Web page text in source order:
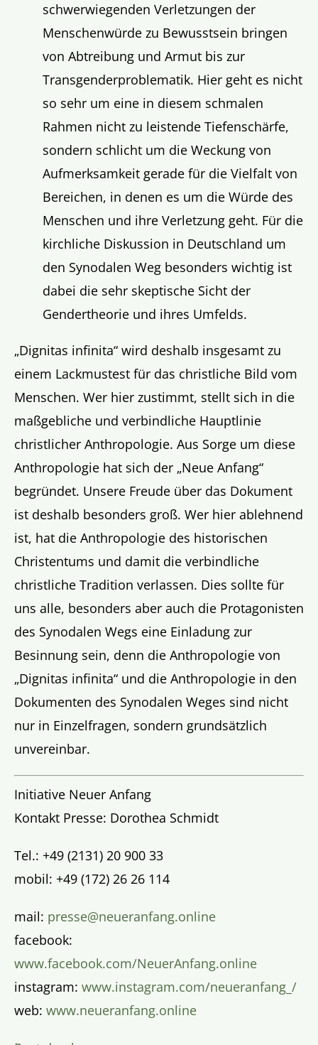
schwerwiegenden Verletzungen der
Menschenwürde zu Bewusstsein bringen
von Abtreibung und Armut bis zur
Transgenderproblematik. Hier geht es nicht
so sehr um eine in diesem schmalen
Rahmen nicht zu leistende Tiefenschärfe,
sondern schlicht um die Weckung von
Aufmerksamkeit gerade für die Vielfalt von
Bereichen, in denen es um die Würde des
Menschen und ihre Verletzung geht. Für die
kirchliche Diskussion in Deutschland um
den Synodalen Weg besonders wichtig ist
dabei die sehr skeptische Sicht der
Gendertheorie und ihres Umfelds.
„Dignitas infinita“ wird deshalb insgesamt zu
einem Lackmustest für das christliche Bild vom
Menschen. Wer hier zustimmt, stellt sich in die
maßgebliche und verbindliche Hauptlinie
christlicher Anthropologie. Aus Sorge um diese
Anthropologie hat sich der „Neue Anfang“
begründet. Unsere Freude über das Dokument
ist deshalb besonders groß. Wer hier ablehnend
ist, hat die Anthropologie des historischen
Christentums und damit die verbindliche
christliche Tradition verlassen. Dies sollte für
uns alle, besonders aber auch die Protagonisten
des Synodalen Wegs eine Einladung zur
Besinnung sein, denn die Anthropologie von
„Dignitas infinita“ und die Anthropologie in den
Dokumenten des Synodalen Weges sind nicht
nur in Einzelfragen, sondern grundsätzlich
unvereinbar.
Initiative Neuer Anfang
Kontakt Presse: Dorothea Schmidt
Tel.: +49 (2131) 20 900 33
mobil: +49 (172) 26 26 114
mail: presse@neueranfang.online
facebook:
www.facebook.com/NeuerAnfang.online
instagram: www.instagram.com/neueranfang_/
web: www.neueranfang.online